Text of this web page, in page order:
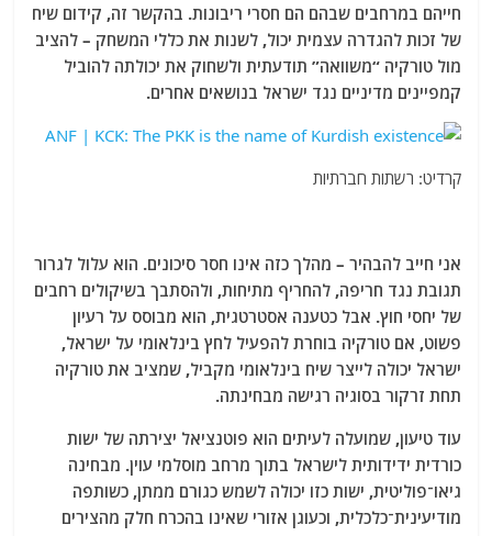
חייהם במרחבים שבהם הם חסרי ריבונות. בהקשר זה, קידום שיח
של זכות להגדרה עצמית יכול, לשנות את כללי המשחק – להציב
מול טורקיה “משוואה” תודעתית ולשחוק את יכולתה להוביל
קמפיינים מדיניים נגד ישראל בנושאים אחרים.
קרדיט: רשתות חברתיות
אני חייב להבהיר – מהלך כזה אינו חסר סיכונים. הוא עלול לגרור
תגובת נגד חריפה, להחריף מתיחות, ולהסתבך בשיקולים רחבים
של יחסי חוץ. אבל כטענה אסטרטגית, הוא מבוסס על רעיון
פשוט, אם טורקיה בוחרת להפעיל לחץ בינלאומי על ישראל,
ישראל יכולה לייצר שיח בינלאומי מקביל, שמציב את טורקיה
תחת זרקור בסוגיה רגישה מבחינתה.
עוד טיעון, שמועלה לעיתים הוא פוטנציאל יצירתה של ישות
כורדית ידידותית לישראל בתוך מרחב מוסלמי עוין. מבחינה
גיאו־פוליטית, ישות כזו יכולה לשמש כגורם ממתן, כשותפה
מודיעינית־כלכלית, וכעוגן אזורי שאינו בהכרח חלק מהצירים